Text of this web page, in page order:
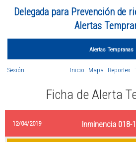
Delegada para Prevención de
Alertas
Alertas Tempranas
Inicio Mapa Reportes
Sesión
Ficha de Alerta
12/04/2019 Inminencia 018-